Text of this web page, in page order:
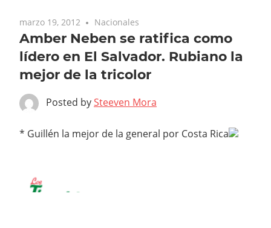
marzo 19, 2012 Nacionales
Amber Neben se ratifica como
lídero en El Salvador. Rubiano la
mejor de la tricolor
Posted bySteeven Mora
* Guillén la mejor de la general por Costa Rica